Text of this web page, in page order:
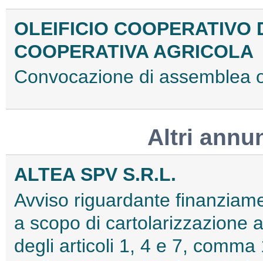
OLEIFICIO COOPERATIVO
COOPERATIVA AGRICOLA
Convocazione di assemblea
Altri
ALTEA SPV S.R.L.
Avviso riguardante
a scopo di cartolarizzazione
degli articoli 1, 4 e 7,